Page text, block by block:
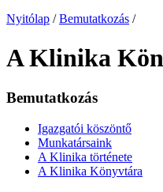
Nyitólap / Bemutatkozás /
A Klinika
Bemutatkozás
Igazgatói köszöntő
Munkatársaink
A Klinika története
A Klinika Könyvtára